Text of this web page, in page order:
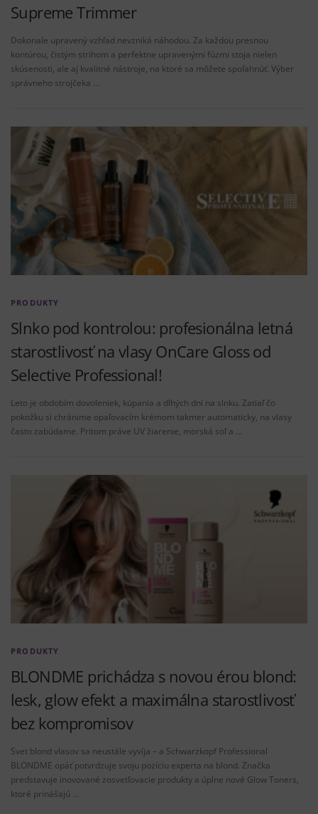
Supreme Trimmer
Dokonale upravený vzhľad nevzniká náhodou. Za každou presnou
kontúrou, čistým strihom a perfektne upravenými fúzmi stoja nielen
skúsenosti, ale aj kvalitné nástroje, na ktoré sa môžete spoľahnúť. Výber
správneho strojčeka …
PRODUKTY
Slnko pod kontrolou: profesionálna letná
starostlivosť na vlasy OnCare Gloss od
Selective Professional!
Leto je obdobím dovoleniek, kúpania a dlhých dní na slnku. Zatiaľ čo
pokožku si chránime opaľovacím krémom takmer automaticky, na vlasy
často zabúdame. Pritom práve UV žiarenie, morská soľ a …
PRODUKTY
BLONDME prichádza s novou érou blond:
lesk, glow efekt a maximálna starostlivosť
bez kompromisov
Svet blond vlasov sa neustále vyvíja – a Schwarzkopf Professional
BLONDME opäť potvrdzuje svoju pozíciu experta na blond. Značka
predstavuje inovované zosvetľovacie produkty a úplne nové Glow Toners,
ktoré prinášajú …